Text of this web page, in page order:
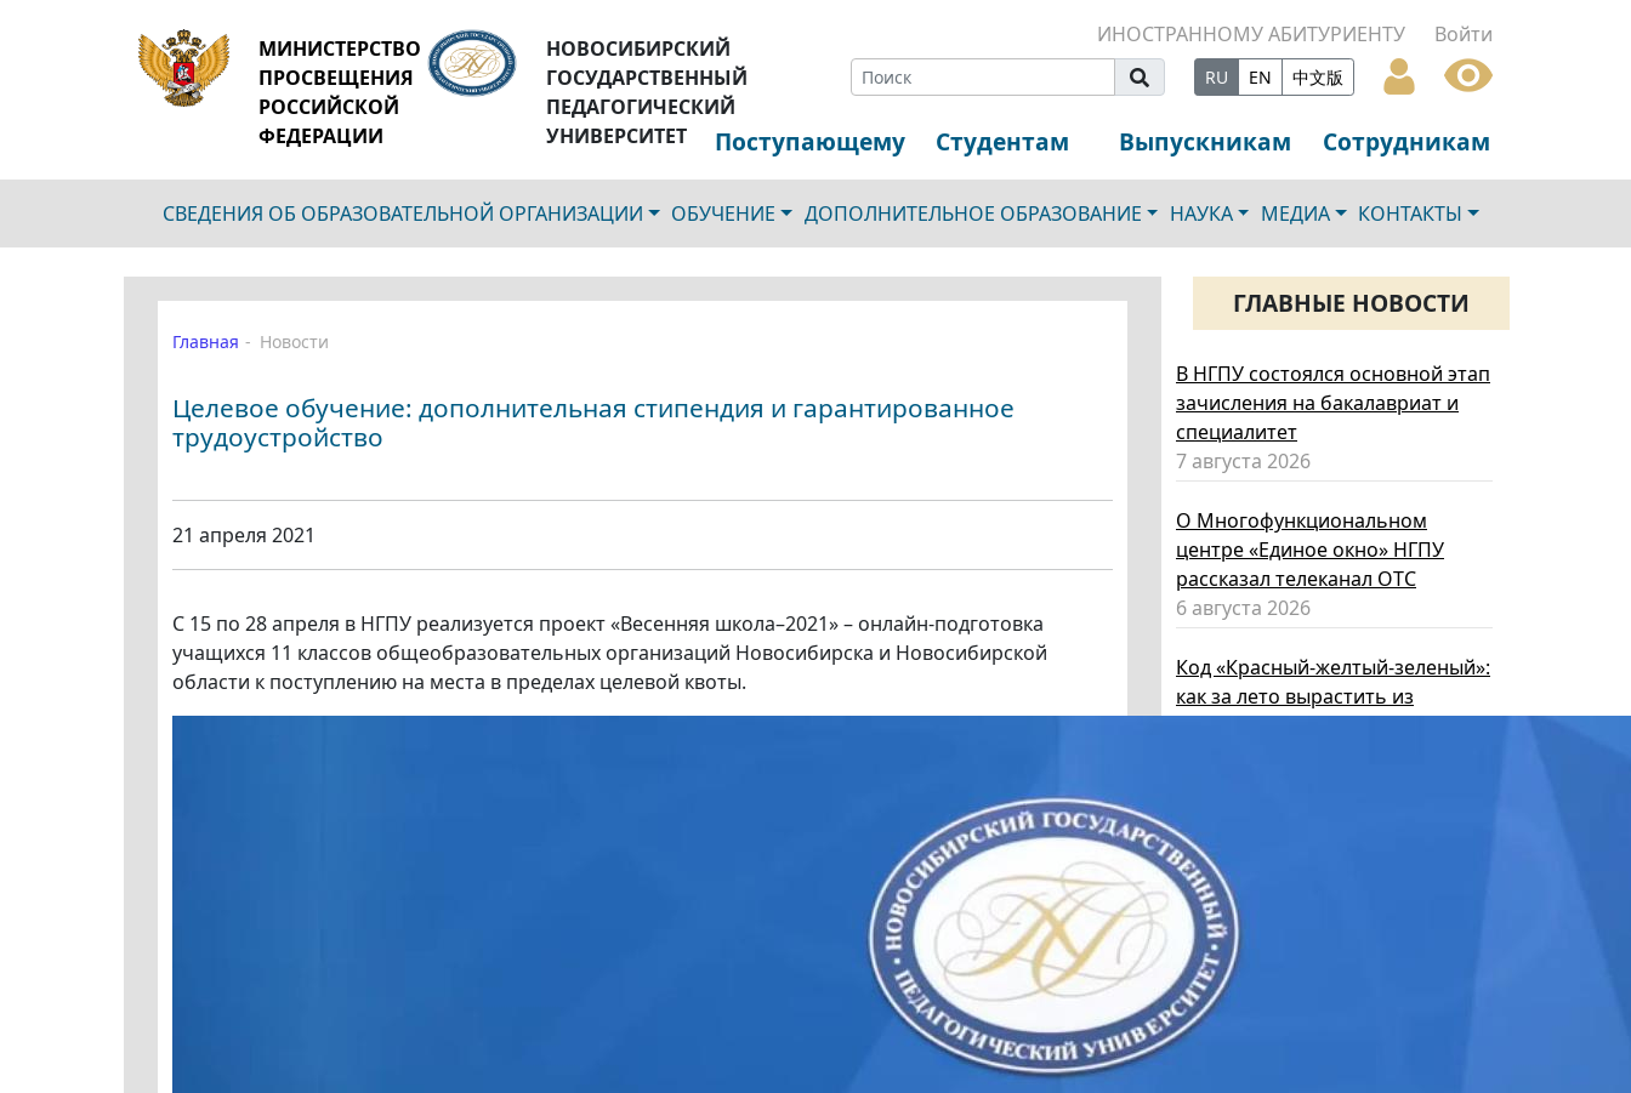
МИНИСТЕРСТВО
ПРОСВЕЩЕНИЯ
РОССИЙСКОЙ
ФЕДЕРАЦИИ
НОВОСИБИРСКИЙ
ГОСУДАРСТВЕННЫЙ
ПЕДАГОГИЧЕСКИЙ
УНИВЕРСИТЕТ
ИНОСТРАННОМУ АБИТУРИЕНТУ Войти
RU EN 中文版
Поступающему Студентам Выпускникам Сотрудникам
СВЕДЕНИЯ ОБ ОБРАЗОВАТЕЛЬНОЙ ОРГАНИЗАЦИИ ОБУЧЕНИЕ ДОПОЛНИТЕЛЬНОЕ ОБРАЗОВАНИЕ НАУКА МЕДИА КОНТАКТЫ
Главная Новости
Целевое обучение: дополнительная стипендия и гарантированное
трудоустройство
21 апреля 2021
С 15 по 28 апреля в НГПУ реализуется проект «Весенняя школа–2021» – онлайн-подготовка
учащихся 11 классов общеобразовательных организаций Новосибирска и Новосибирской
области к поступлению на места в пределах целевой квоты.
ГЛАВНЫЕ НОВОСТИ
В НГПУ состоялся основной этап
зачисления на бакалавриат и
специалитет
7 августа 2026
О Многофункциональном
центре «Единое окно» НГПУ
рассказал телеканал ОТС
6 августа 2026
Код «Красный-желтый-зеленый»:
как за лето вырастить из
Эксперт НГПУ объяснил, как
выбрать «умные» очки и как ими
пользоваться, чтобы не
нарушать закон
5 августа 2026
Директор ИИГСО НГПУ:
региональный компонент курса